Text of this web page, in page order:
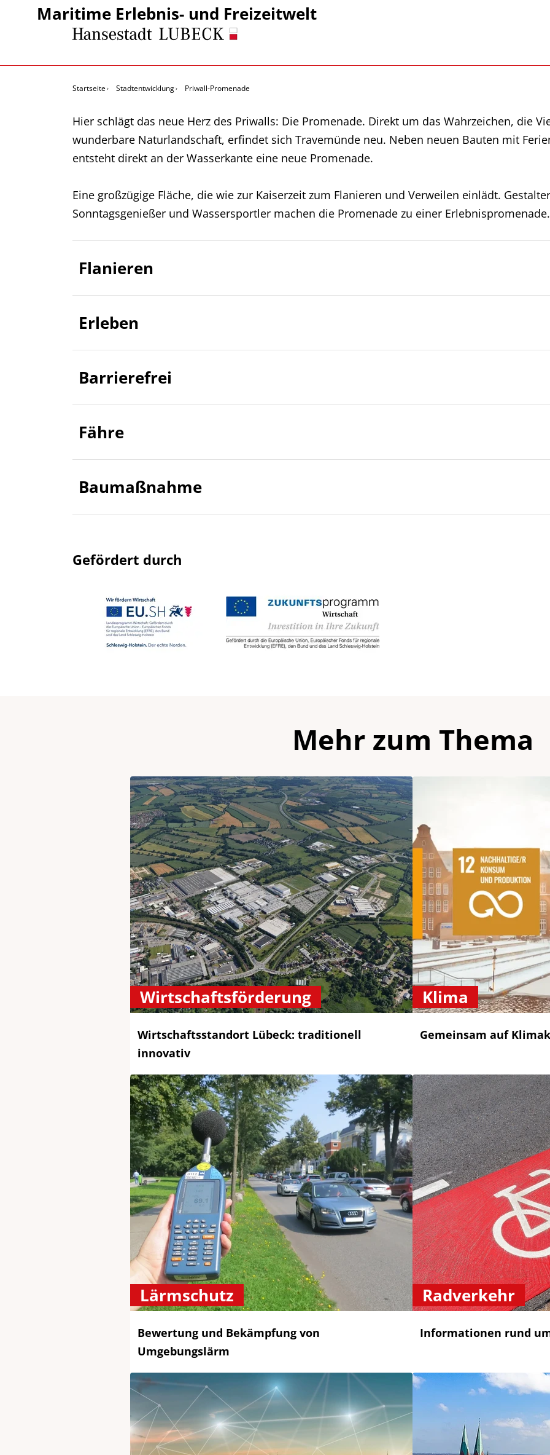
Maritime Erlebnis- und Freizeitwelt
Startseite Stadtentwicklung Priwall-Promenade
Hier schlägt das neue Herz des Priwalls: Die Promenade. Direkt um das Wahrzeichen, die
wunderbare Naturlandschaft, erfindet sich Travemünde neu. Neben neuen Bauten mit
entsteht direkt an der Wasserkante eine neue Promenade.
Eine großzügige Fläche, die wie zur Kaiserzeit zum Flanieren und Verweilen einlädt.
Sonntagsgenießer und Wassersportler machen die Promenade zu einer Erlebnispromenade.
Flanieren
Erleben
Barrierefrei
Fähre
Baumaßnahme
Gefördert durch
Mehr zum Thema
Wirtschaftsförderung
Wirtschaftsstandort Lübeck: traditionell
innovativ
Klima
Gemeinsam auf
Lärmschutz
Bewertung und Bekämpfung von
Umgebungslärm
Radverkehr
Informationen rund